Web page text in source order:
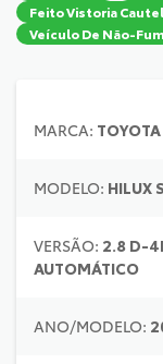
Feito Vistoria
Veículo De Não-
MARCA: TOYOTA
MODELO: HILUX
VERSÃO: 2.8 D-
AUTOMÁTICO
ANO/MODELO: